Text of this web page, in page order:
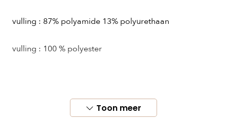
vulling : 87% polyamide 13% polyurethaan
vulling : 100 % polyester
Toon meer